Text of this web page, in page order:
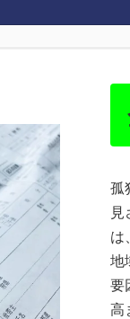
孤
見
は
地
要
高